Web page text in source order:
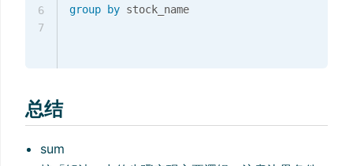
group
by stock_name
6
7
总结
sum